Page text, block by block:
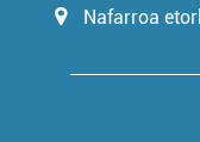
Nafarroa